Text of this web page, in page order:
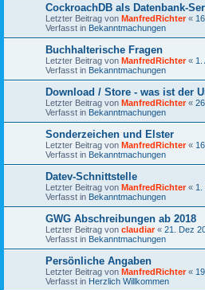
CockroachDB als Datenbank-
Letzter Beitrag von ManfredRichter«
Verfasst in Bekanntmachungen
Buchhalterische Fragen
Letzter Beitrag von ManfredRichter« 1.
Verfasst in Bekanntmachungen
Download / Store - was ist der
Letzter Beitrag von ManfredRichter«
Verfasst in Bekanntmachungen
Sonderzeichen und Elster
Letzter Beitrag von ManfredRichter«
Verfasst in Bekanntmachungen
Datev-Schnittstelle
Letzter Beitrag von ManfredRichter« 1.
Verfasst in Bekanntmachungen
GWG Abschreibungen ab 2018
Letzter Beitrag von claudiar« 21. Dez
Verfasst in Bekanntmachungen
Persönliche Angaben
Letzter Beitrag von ManfredRichter«
Verfasst in Herzlich Willkommen